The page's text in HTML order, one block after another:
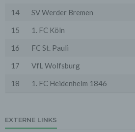
14
SV Werder Bremen
15
1. FC Köln
16
FC St. Pauli
17
VfL Wolfsburg
18
1. FC Heidenheim 1846
EXTERNE LINKS
- Die Gewährleistung eines
und technischen Supports.
Wir übermitteln die Daten der
an einen Zahlungsdienstleister)
vertraglichen Verpflichtungen
Anschlussfragen entstehen,
Personenbezogene Daten werden